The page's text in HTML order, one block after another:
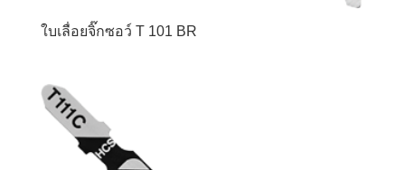
ใบเลื่อยจิ๊กซอว์ T 101 BR